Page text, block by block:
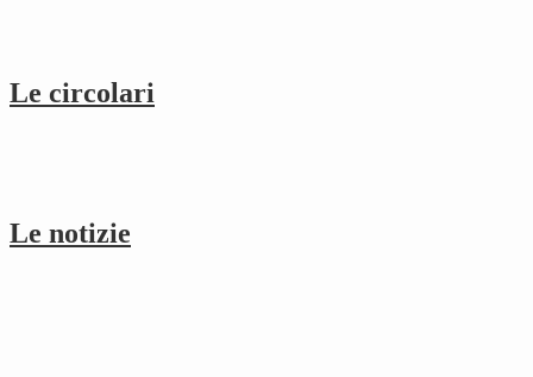
Le circolari
Le notizie